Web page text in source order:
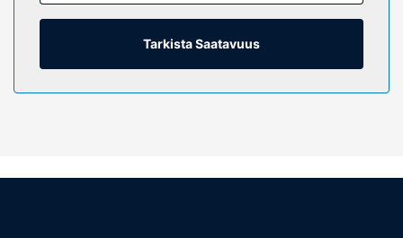
hygieniatuotteet ja hiustenkuivaaja.
internetyhteys, concierge-palvelut ja piknikalue.
Tarkista Saatavuus